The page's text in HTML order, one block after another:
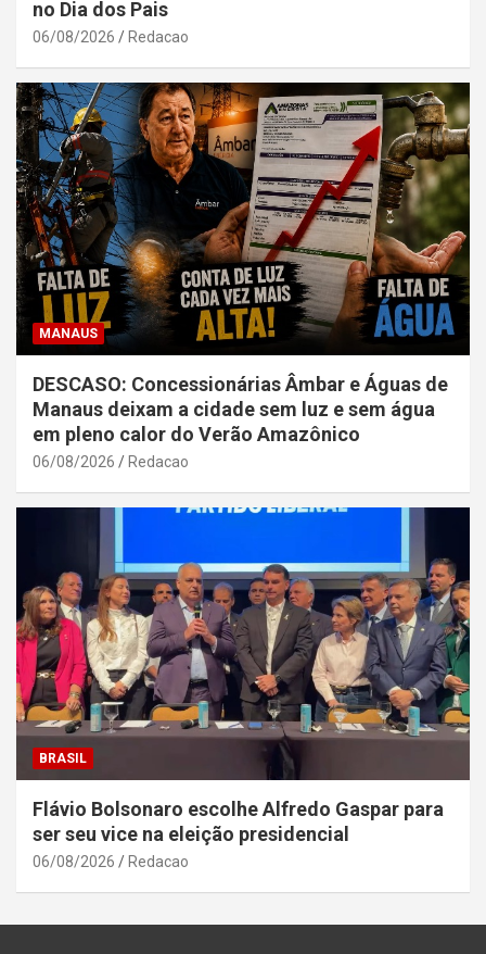
no Dia dos Pais
06/08/2026 Redacao
MANAUS
DESCASO: Concessionárias Âmbar e Águas de
Manaus deixam a cidade sem luz e sem água
em pleno calor do Verão Amazônico
06/08/2026 Redacao
BRASIL
Flávio Bolsonaro escolhe Alfredo Gaspar para
ser seu vice na eleição presidencial
06/08/2026 Redacao